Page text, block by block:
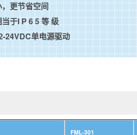
更节省空间
于I P 6 5 等 级
24VDC单电源驱动
FML-301